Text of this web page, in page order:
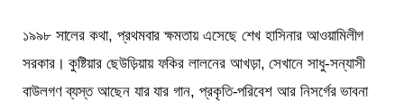
১৯৯৮ সালের কথা, প্রথমবার ক্ষমতায় এসেছে শেখ হাসিনার আওয়ামিলীগ
সরকার। কুষ্টিয়ার ছেউড়িয়ায় ফকির লালনের আখড়া, সেখানে সাধু-সন্যাসী
বাউলগণ ব্যস্ত আছেন যার যার গান, প্রকৃতি-পরিবেশ আর নিসর্গের ভাবনা